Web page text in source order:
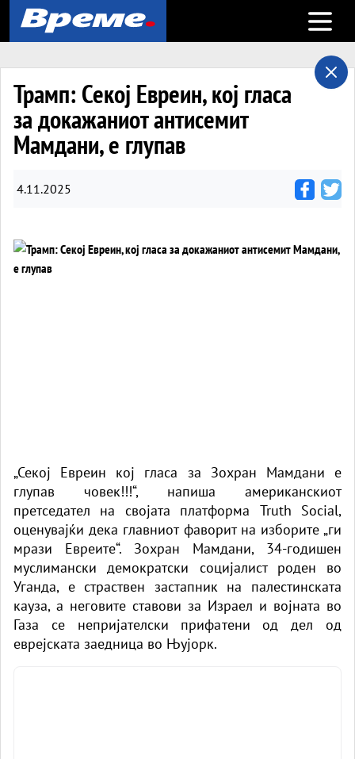
Open
Трамп: Секој Евреин, кој гласа
за докажаниот антисемит
Мамдани, е глупав
4.11.2025
„Секој Евреин кој гласа за Зохран Мамдани е
глупав човек!!!“, напиша американскиот
претседател на својата платформа Truth Social,
оценувајќи дека главниот фаворит на изборите „ги
мрази Евреите“. Зохран Мамдани, 34-годишен
муслимански демократски социјалист роден во
Уганда, е страствен застапник на палестинската
кауза, а неговите ставови за Израел и војната во
Газа се непријателски прифатени од дел од
еврејската заедница во Њујорк.